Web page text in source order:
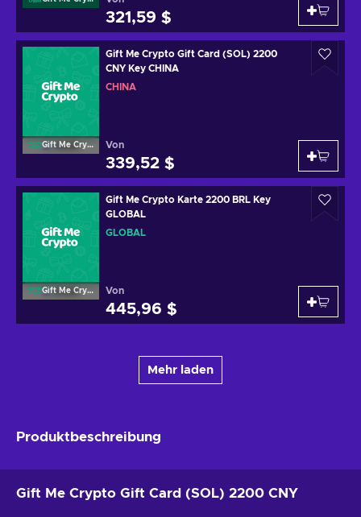
321,59 $
Gift Me Crypto
Gift Me Crypto Gift Card (SOL) 2200
CNY Key CHINA
CHINA
Von
339,52 $
Gift Me Crypto
Gift Me Crypto Karte 2200 BRL Key
GLOBAL
GLOBAL
Von
445,96 $
Mehr laden
Produktbeschreibung
Gift Me Crypto Gift Card (SOL) 2200 CNY